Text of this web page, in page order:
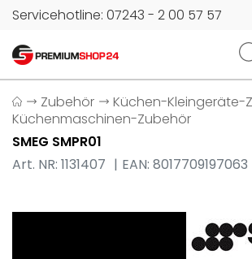
Servicehotline: 07243 - 2 00 57 57
Zubehör
Küchen-Kleingeräte-
Küchenmaschinen-Zubehör
SMEG SMPR01
Art. NR: 1131407
EAN: 8017709197063